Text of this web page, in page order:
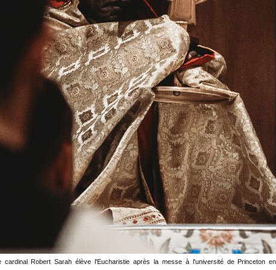
cardinal Robert Sarah élève l'Eucharistie après la messe à l'université de Princeton en